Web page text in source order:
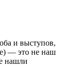
и выступов,
— это не наш
нашли